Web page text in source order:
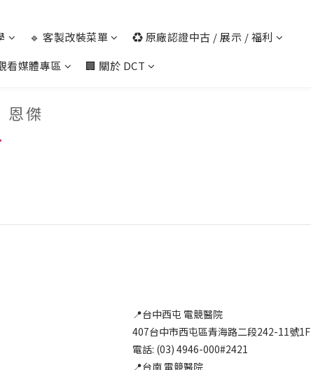
🔹 客製改裝菜單
♻️ 原廠認證中古 / 展示 / 福利
看媒體專區 🏢 關於 DCT
恩傑
📍台中西屯 電競醫院
407台中市西屯區青海路二段242-11號1F
電話: (03) 4946-000#2421
📍台南 電競醫院